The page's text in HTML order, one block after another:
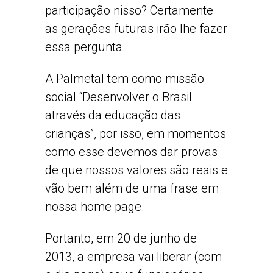
participação nisso? Certamente
as gerações futuras irão lhe fazer
essa pergunta.
A Palmetal tem como missão
social “Desenvolver o Brasil
através da educação das
crianças”, por isso, em momentos
como esse devemos dar provas
de que nossos valores são reais e
vão bem além de uma frase em
nossa home page.
Portanto, em 20 de junho de
2013, a empresa vai liberar (com